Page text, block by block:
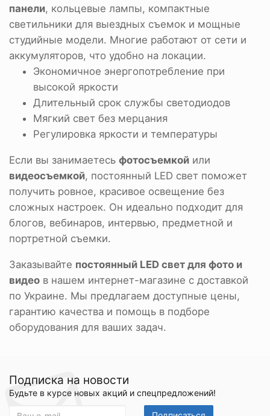
панели, кольцевые лампы, компактные
светильники для выездных съемок и мощные
студийные модели. Многие работают от сети и
аккумуляторов, что удобно на локации.
Экономичное энергопотребление при
высокой яркости
Длительный срок службы светодиодов
Мягкий свет без мерцания
Регулировка яркости и температуры
Если вы занимаетесь фотосъемкой или
видеосъемкой, постоянный LED свет поможет
получить ровное, красивое освещение без
сложных настроек. Он идеально подходит для
блогов, вебинаров, интервью, предметной и
портретной съемки.
Заказывайте постоянный LED свет для фото и
видео в нашем интернет-магазине с доставкой
по Украине. Мы предлагаем доступные цены,
гарантию качества и помощь в подборе
оборудования для ваших задач.
Подписка на новости
Будьте в курсе новых акций и спецпредложений!